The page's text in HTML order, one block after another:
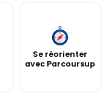
Se réorienter
avec Parcoursup